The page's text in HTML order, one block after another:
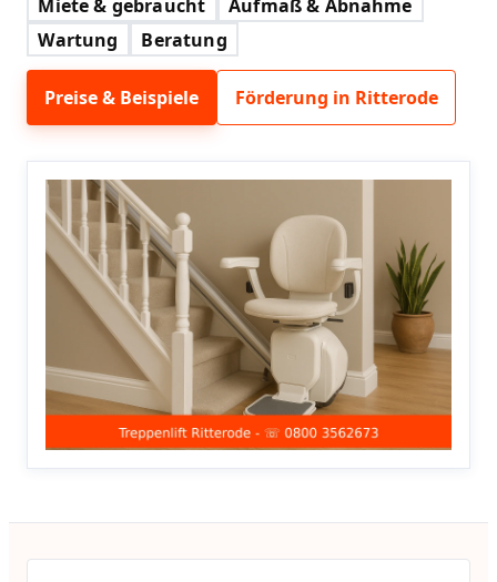
Miete & gebraucht
Aufmaß & Abnahme
Wartung
Beratung
Preise & Beispiele Förderung in Ritterode